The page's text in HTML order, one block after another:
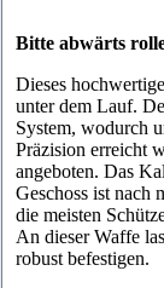
Bitte abwärts
Dieses
unter dem Lauf.
System, wodurch
Präzision erreicht
angeboten. Das
Geschoss ist nach
die meisten
An dieser Waffe
robust befestigen.